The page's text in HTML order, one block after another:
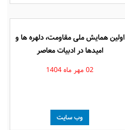
اولین همایش ملی مقاومت، دلهره ها و
امیدها در ادبیات معاصر
02 مهر ماه 1404
وب سایت